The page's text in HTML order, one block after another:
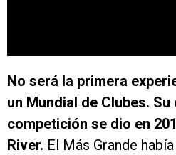
No será la primera
un Mundial de Clubes.
competición se dio en
River. El Más Grande